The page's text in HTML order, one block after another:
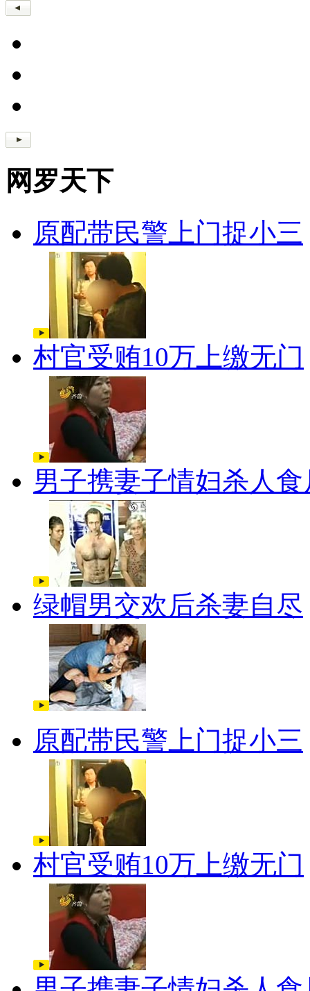
网罗天下
原配带民警上门捉小三
村官受贿10万上缴无门
男子携妻子情妇杀人食
绿帽男交欢后杀妻自尽
原配带民警上门捉小三
村官受贿10万上缴无门